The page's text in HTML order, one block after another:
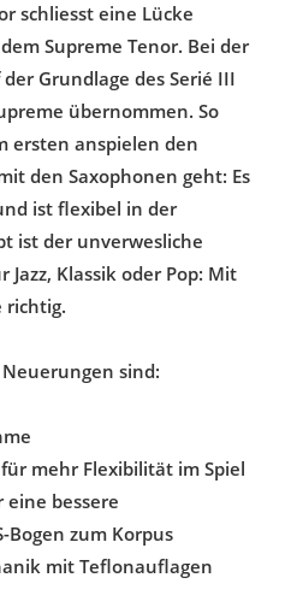
schliesst eine Lücke
Supreme Tenor. Bei der
Grundlage des Serié III
übernommen. So
ersten anspielen den
den Saxophonen geht: Es
ist flexibel in der
ist der unverwesliche
Jazz, Klassik oder Pop: Mit
richtig.
sind:
mehr Flexibilität im Spiel
bessere
Bogen zum Korpus
mit Teflonauflagen